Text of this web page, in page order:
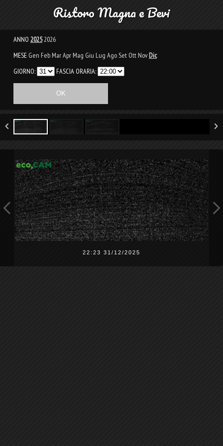
Ristoro Magna e Bevi
ANNO 20252026
MESE Gen Feb MarApr Mag Giu Lug AgoSet Ott Nov Dic
GIORNO:
FASCIA ORARIA:
22:23 31/12/2025